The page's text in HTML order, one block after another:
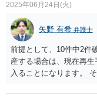
2025年06月24日(火)
矢野 有希 弁護士
前提として、10件中2件
産する場合は、現在再
入ることになります。